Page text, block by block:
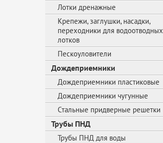
Лотки дренажные
Крепежи, заглушки, насадки,
переходники для водоотводных
лотков
Пескоуловители
Дождеприемники
Дождеприемники пластиковые
Дождеприемники чугунные
Стальные придверные решетки
Трубы ПНД
Трубы ПНД для воды